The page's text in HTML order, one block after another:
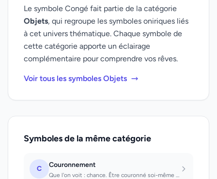
Le symbole Congé fait partie de la catégorie
Objets, qui regroupe les symboles oniriques liés
à cet univers thématique. Chaque symbole de
cette catégorie apporte un éclairage
complémentaire pour comprendre vos rêves.
Voir tous les symboles Objets
Symboles de la même catégorie
C Couronnement
Que l'on voit : chance. Être couronné soi-même : on atteindra un objectif import...